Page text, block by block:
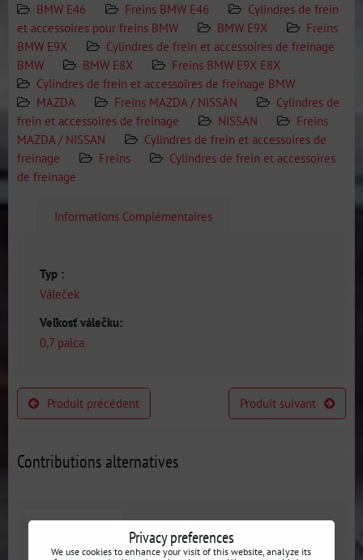
BMW E46
Freins BMW E46
Cylindres de frein
et accessoires pour freins BMW
BMW E9X
Freins
BMW E9X
Cylindres de frein et accessoires de freinage
BMW
BMW E8X
Freins BMW E9X E8X
Cylindres de frein et accessoires de freinage BMW
MAZDA
Freins MAZDA / NISSAN
Cylindres de
frein et accessoires de freinage
NISSAN
Freins
MAZDA / NISSAN
Cylindres de frein et accessoires de
freinage
Freins
Cylindres de frein et accessoires
de freinage
Informations Complémentaires
Typ :
Váleček
Veľkosť válečku:
0,7 palca
Produit précédent Produit suivant
Contributions alternatives
Privacy preferences
We use cookies to enhance your visit of this website, analyze its